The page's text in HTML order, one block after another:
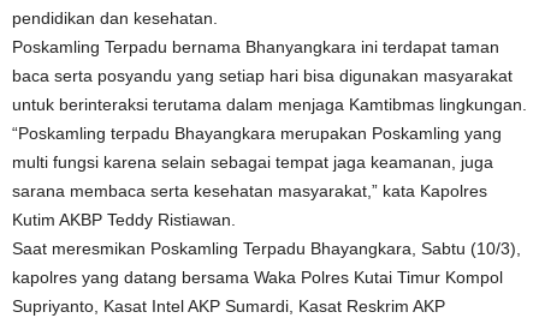
pendidikan dan kesehatan.
Poskamling Terpadu bernama Bhanyangkara ini terdapat taman
baca serta posyandu yang setiap hari bisa digunakan masyarakat
untuk berinteraksi terutama dalam menjaga Kamtibmas lingkungan.
“Poskamling terpadu Bhayangkara merupakan Poskamling yang
multi fungsi karena selain sebagai tempat jaga keamanan, juga
sarana membaca serta kesehatan masyarakat,” kata Kapolres
Kutim AKBP Teddy Ristiawan.
Saat meresmikan Poskamling Terpadu Bhayangkara, Sabtu (10/3),
kapolres yang datang bersama Waka Polres Kutai Timur Kompol
Supriyanto, Kasat Intel AKP Sumardi, Kasat Reskrim AKP